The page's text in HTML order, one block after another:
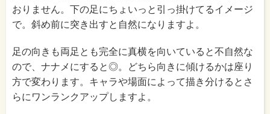
おりません。下の足にちょいっと引っ掛けてるイメージ
で。斜め前に突き出すと自然になりますよ。
足の向きも両足とも完全に真横を向いていると不自然な
ので、ナナメにすると◎。どちら向きに傾けるかは座り
方で変わります。キャラや場面によって描き分けるとさ
らにワンランクアップしますよ。